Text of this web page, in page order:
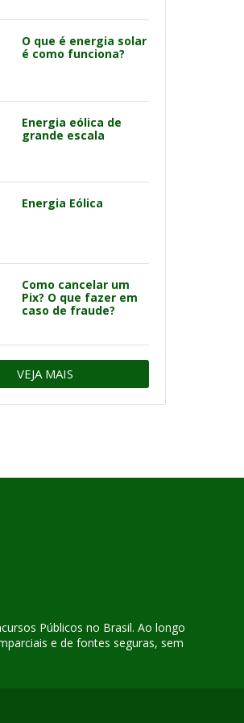
O que é energia solar
é como funciona?
Energia eólica de
grande escala
Energia Eólica
Como cancelar um
Pix? O que fazer em
caso de fraude?
VEJA MAIS
Públicos no Brasil. Ao longo
e de fontes seguras, sem